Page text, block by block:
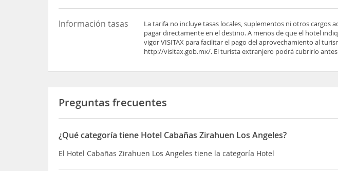
Información tasas
La tarifa no incluye tasas locales, suplementos ni otros cargos
pagar directamente en el destino. A menos de que el hotel
vigor VISITAX para facilitar el pago del aprovechamiento al
http://visitax.gob.mx/. El turista extranjero podrá cubrirlo
Preguntas frecuentes
¿Qué categoría tiene Hotel Cabañas Zirahuen Los Angeles?
El Hotel Cabañas Zirahuen Los Angeles tiene la categoría Hotel